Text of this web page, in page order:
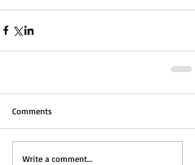
Comments
Write a comment...